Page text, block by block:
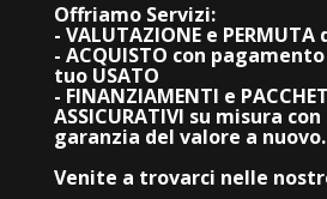
Offriamo Servizi:
- VALUTAZIONE e
- ACQUISTO con
tuo USATO
- FINANZIAMENTI e
ASSICURATIVI su misura
garanzia del valore a nuovo.
Venite a trovarci nelle